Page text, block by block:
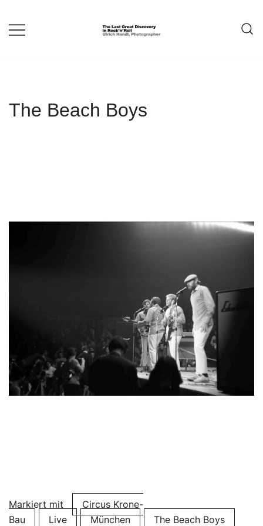
zum
Inhalt
The Beach Boys
Markiert mit
Circus Krone-
Bau
Live München The Beach Boys